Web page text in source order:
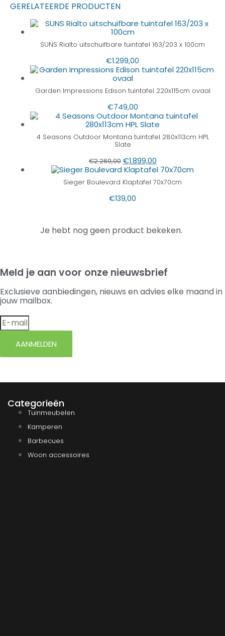
GERELATEERDE PRODUCTEN
SUNS Rialto uitschuifbare tuintafel 163/203 x 100cm
€1.299,00
Garden Impressions Edison tuintafel 220x115cm ovaal
€749,00
4 Seasons Outdoor Montana tuintafel 280x113cm HPL
Slate
€2.269,00 €1.899,00
Sieger Boulevard Klaptafel 70x70cm
€139,00
Je hebt nog geen product bekeken.
Meld je aan voor onze nieuwsbrief
Exclusieve aanbiedingen, nieuws en advies elke maand in
jouw mailbox.
AANMELDEN
Categorieën
Tuinmeubelen
Kamperen
Barbecues
Woon accessoires